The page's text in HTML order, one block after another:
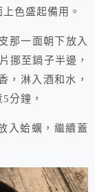
色盛起備用。
那一面朝下放入
挪至鍋子半邊，
，淋入酒和水，
分鐘，
入蛤蠣，繼續蓋